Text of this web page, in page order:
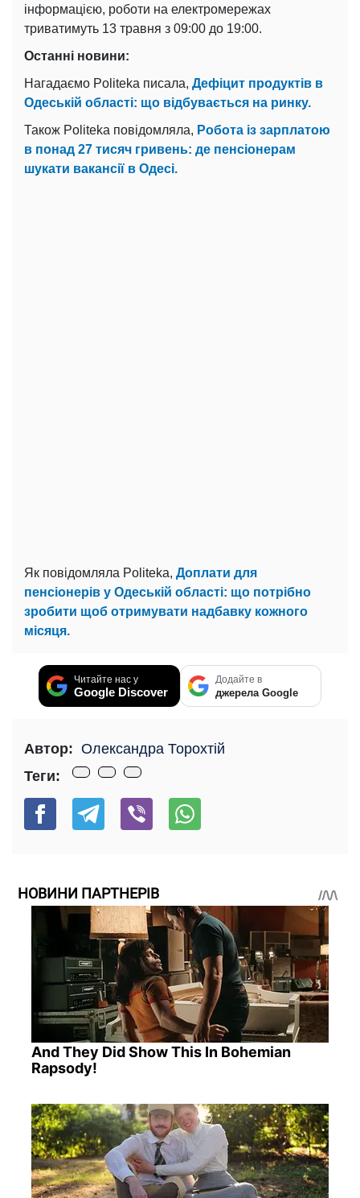
інформацією, роботи на електромережах
триватимуть 13 травня з 09:00 до 19:00.
Останні новини:
Нагадаємо Politeka писала, Дефіцит продуктів в
Одеській області: що відбувається на ринку.
Також Politeka повідомляла, Робота із зарплатою
в понад 27 тисяч гривень: де пенсіонерам
шукати вакансії в Одесі.
Як повідомляла Politeka, Доплати для
пенсіонерів у Одеській області: що потрібно
зробити щоб отримувати надбавку кожного
місяця.
Читайте нас у
Google Discover
Додайте в
джерела Google
Автор: Олександра Торохтій
Теги:
НОВИНИ ПАРТНЕРІВ
And They Did Show This In Bohemian
Rapsody!